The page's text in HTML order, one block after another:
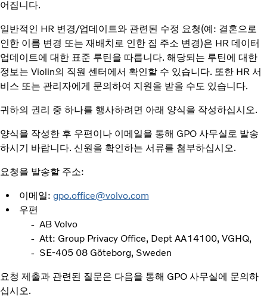
어집니다.
일반적인 HR 변경/업데이트와 관련된 수정 요청(예: 결혼으로
인한 이름 변경 또는 재배치로 인한 집 주소 변경)은 HR 데이터
업데이트에 대한 표준 루틴을 따릅니다. 해당되는 루틴에 대한
정보는 Violin의 직원 센터에서 확인할 수 있습니다. 또한 HR 서
비스 또는 관리자에게 문의하여 지원을 받을 수도 있습니다.
귀하의 권리 중 하나를 행사하려면 아래 양식을 작성하십시오.
양식을 작성한 후 우편이나 이메일을 통해 GPO 사무실로 발송
하시기 바랍니다. 신원을 확인하는 서류를 첨부하십시오.
요청을 발송할 주소:
이메일: gpo.office@volvo.com
우편
- AB Volvo
- Att: Group Privacy Office, Dept AA14100, VGHQ,
- SE-405 08 Göteborg, Sweden
요청 제출과 관련된 질문은 다음을 통해 GPO 사무실에 문의하
십시오.